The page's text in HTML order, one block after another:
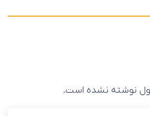
نوشته نشده است.